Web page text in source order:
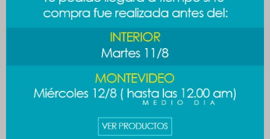
Productos que te pueden interesar